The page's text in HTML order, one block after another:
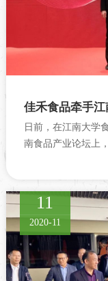
佳禾食品牵手
日前，在江南大学
南食品产业论坛上
11
2020-11